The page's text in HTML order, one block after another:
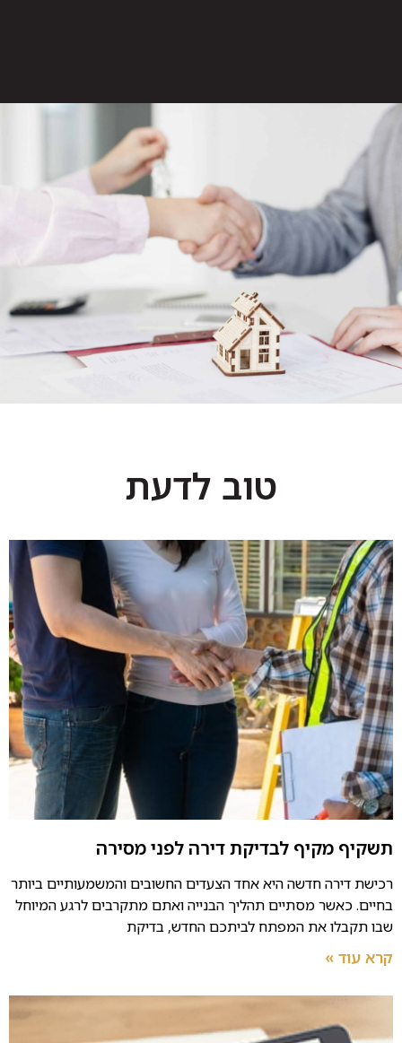
בדק בית מתייחס לתחומים הבאים:
בדיקת אקוסטיקה: חברות בדק בית בוחנות את
הבידוד של הבית והאם הוא אטום לרעשים מבחוץ
ומאפשר לכם, לשמור על אינטימיות, בחיים הפרטיים
שלכם.
בחינה של מצב הקירות והרצפה, שיפועים
במהלך הבדיקה נוודא שהרצפה ישרה,
הקירות ממוקמים בשיפוע הנכון וכן הלאה. כמובן,
צריך לבדוק מה מצב הקירות, כלומר, האם הם
אטומים ומוגנים מפני רטיבות, למשל וכיוצא באלו.
בחינה של התשתיות:חברות בדק בית בודקות את
בחינה בראי תברואתי:האם יש רטיבות בבית, אולי
נשמח לדבר איתכם היוםבוני עמים ממתינים לכם על הקו,
כדי לסייע ולענות על כל שאלה.
טוב לדעת
תשקיף מקיף לבדיקת דירה לפני מסירה
רכישת דירה חדשה היא אחד הצעדים החשובים והמשמעותיים ביותר
בחיים. כאשר מסתיים תהליך הבנייה ואתם מתקרבים לרגע המיוחל
שבו תקבלו את המפתח לביתכם החדש, בדיקת
קרא עוד »